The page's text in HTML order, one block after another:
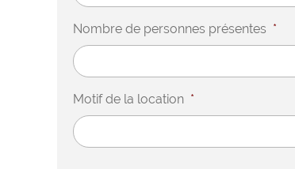
Nombre de personnes présentes *
Motif de la location *